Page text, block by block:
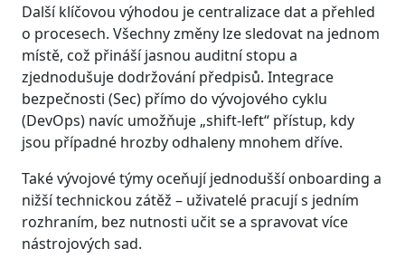
Další klíčovou výhodou je centralizace dat a přehled
o procesech. Všechny změny lze sledovat na jednom
místě, což přináší jasnou auditní stopu a
zjednodušuje dodržování předpisů. Integrace
bezpečnosti (Sec) přímo do vývojového cyklu
(DevOps) navíc umožňuje „shift-left“ přístup, kdy
jsou případné hrozby odhaleny mnohem dříve.
Také vývojové týmy oceňují jednodušší onboarding a
nižší technickou zátěž – uživatelé pracují s jedním
rozhraním, bez nutnosti učit se a spravovat více
nástrojových sad.